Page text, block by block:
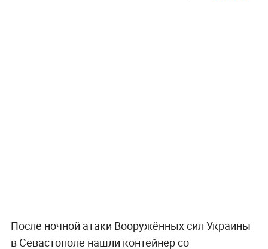
После ночной атаки Вооружённых сил Украины
в Севастополе нашли контейнер со